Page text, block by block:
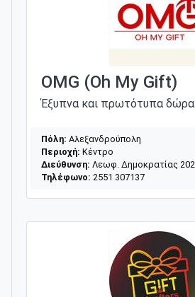
OMG (Oh My Gift)
Έξυπνα και πρωτότυπα δώρα
Πόλη: Αλεξανδρούπολη
Περιοχή: Κέντρο
Διεύθυνση: Λεωφ. Δημοκρατίας 202
Τηλέφωνο: 2551 307137